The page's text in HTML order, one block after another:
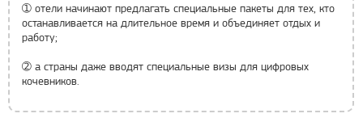
➀ отели начинают предлагать специальные пакеты для тех, кто
останавливается на длительное время и объединяет отдых и
работу;
➁ а страны даже вводят специальные визы для цифровых
кочевников.